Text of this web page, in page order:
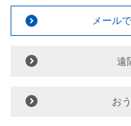
メール
遠
お